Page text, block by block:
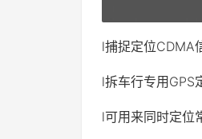
l捕捉定位CDMA
l拆车行专用GPS
l可用来同时定位